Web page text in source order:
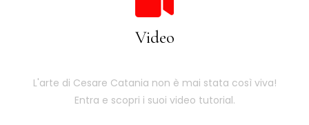
Video
L'arte di Cesare Catania non è mai stata così viva!
Entra e scopri i suoi video tutorial.